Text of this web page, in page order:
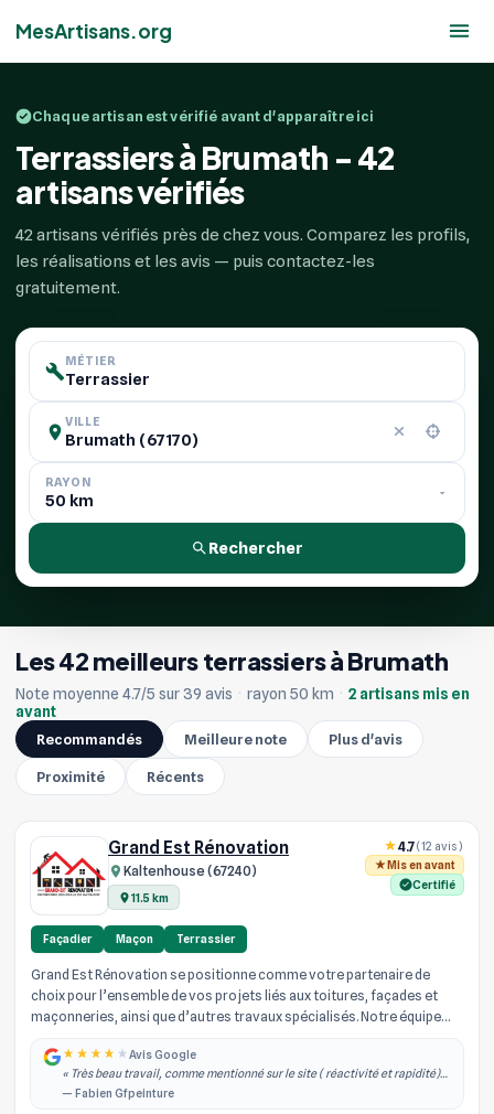
MesArtisans.org
Chaque artisan est vérifié avant d'apparaître ici
Terrassiers à Brumath - 42
artisans vérifiés
42 artisans vérifiés près de chez vous. Comparez les profils,
les réalisations et les avis — puis contactez-les
gratuitement.
MÉTIER
VILLE
RAYON
Rechercher
Les 42 meilleurs terrassiers à Brumath
Note moyenne 4.7/5 sur 39 avis · rayon 50 km · 2 artisans mis en
avant
Recommandés
Meilleure note Plus d'avis
Proximité Récents
Grand Est Rénovation
Kaltenhouse (67240)
11.5 km
4.7(12 avis)
Mis en avant
Certifié
Façadier Maçon Terrassier
Grand Est Rénovation se positionne comme votre partenaire de
choix pour l’ensemble de vos projets liés aux toitures, façades et
maçonneries, ainsi que d’autres travaux spécialisés. Notre équipe
Avis Google
« Très beau travail, comme mentionné sur le site ( réactivité et rapidité)
effectivement je les ai contacté dans la semaine qui à suivi j'ai obtenu un
— Fabien Gfpeinture